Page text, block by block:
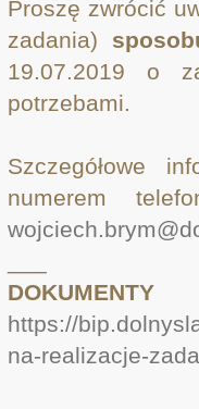
Proszę zwrócić
zadania)
19.07.2019 o
potrzebami.
Szczegółowe
numerem
https://
na-realizacje-